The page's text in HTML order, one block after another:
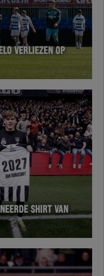
VERLIEZEN OP
SHIRT VAN